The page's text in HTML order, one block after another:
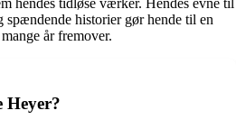
hendes tidløse værker. Hendes evne til
spændende historier gør hende til en
år fremover.
Heyer?